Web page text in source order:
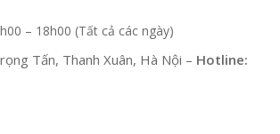
– 18h00 (Tất cả các ngày)
Tấn, Thanh Xuân, Hà Nội – Hotline: